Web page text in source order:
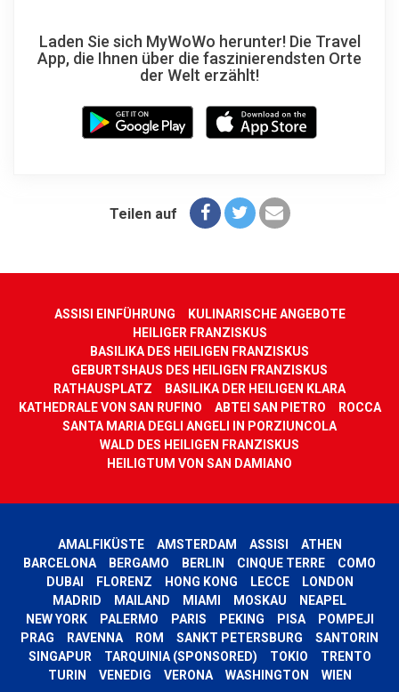
Laden Sie sich MyWoWo herunter! Die Travel
App, die Ihnen über die faszinierendsten Orte
der Welt erzählt!
Teilen auf
ASSISI EINFÜHRUNG
KULINARISCHE ANGEBOTE
HEILIGER FRANZISKUS
BASILIKA DES HEILIGEN FRANZISKUS
GEBURTSHAUS DES HEILIGEN FRANZISKUS
RATHAUSPLATZ
BASILIKA DER HEILIGEN KLARA
KATHEDRALE VON SAN RUFINO
ABTEI SAN PIETRO
ROCCA
SANTA MARIA DEGLI ANGELI IN PORZIUNCOLA
WALD DES HEILIGEN FRANZISKUS
HEILIGTUM VON SAN DAMIANO
AMALFIKÜSTE AMSTERDAM ASSISI
ATHEN
BARCELONA
BERGAMO BERLIN CINQUE TERRE
COMO
DUBAI
FLORENZ HONG KONG LECCE
LONDON
MADRID
MAILAND MIAMI MOSKAU
NEAPEL
NEW YORK
PALERMO PARIS PEKING PISA
POMPEJI
PRAG
RAVENNA ROM SANKT PETERSBURG
SANTORIN
SINGAPUR
TARQUINIA (SPONSORED) TOKIO
TRENTO
TURIN
VENEDIG VERONA WASHINGTON WIEN